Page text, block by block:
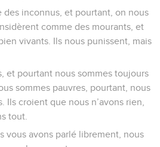
des inconnus, et pourtant, on nous
comme des mourants, et
vivants. Ils nous punissent, mais
et pourtant nous sommes toujours
sommes pauvres, pourtant, nous
Ils croient que nous n’avons rien,
tout.
vous avons parlé librement, nous